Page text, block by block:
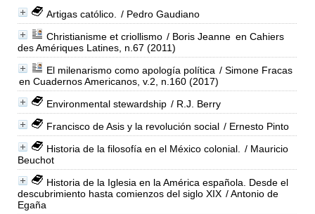
Artigas católico.
/ Pedro Gaudiano
Christianisme et criollismo / Boris Jeanne en Cahiers
des Amériques Latines, n.67 (2011)
El milenarismo como apología política / Simone Fracas
en Cuadernos Americanos, v.2, n.160 (2017)
Environmental stewardship / R.J. Berry
Francisco de Asis y la revolución social / Ernesto Pinto
Historia de la filosofía en el México colonial.
/ Mauricio
Beuchot
Historia de la Iglesia en la América española. Desde el
descubrimiento hasta comienzos del siglo XIX / Antonio de
Egaña